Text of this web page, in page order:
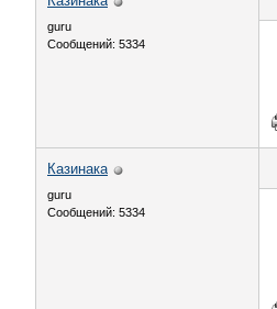
guru
Сообщений: 5334
Казинака
guru
Сообщений: 5334